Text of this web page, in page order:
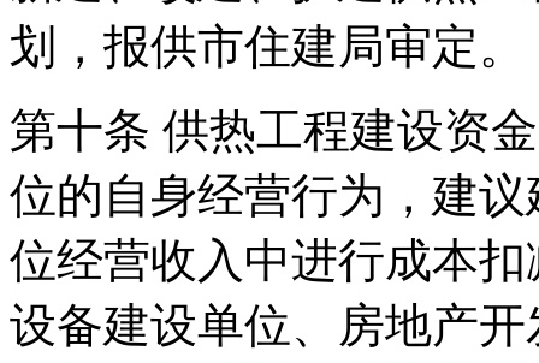
划，报供市住建局审定。
第十条 供热工程建设资
位的自身经营行为，建
位经营收入中进行成本
设备建设单位、房地产